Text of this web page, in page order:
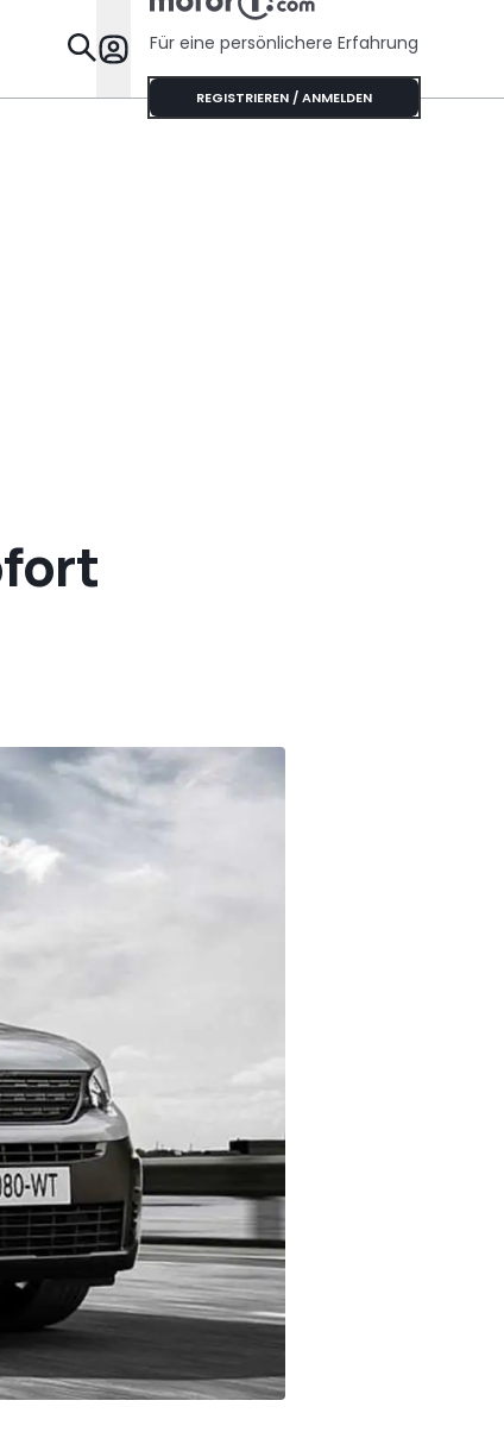
Specials
Für eine persönlichere Erfahrung
REGISTRIEREN / ANMELDEN